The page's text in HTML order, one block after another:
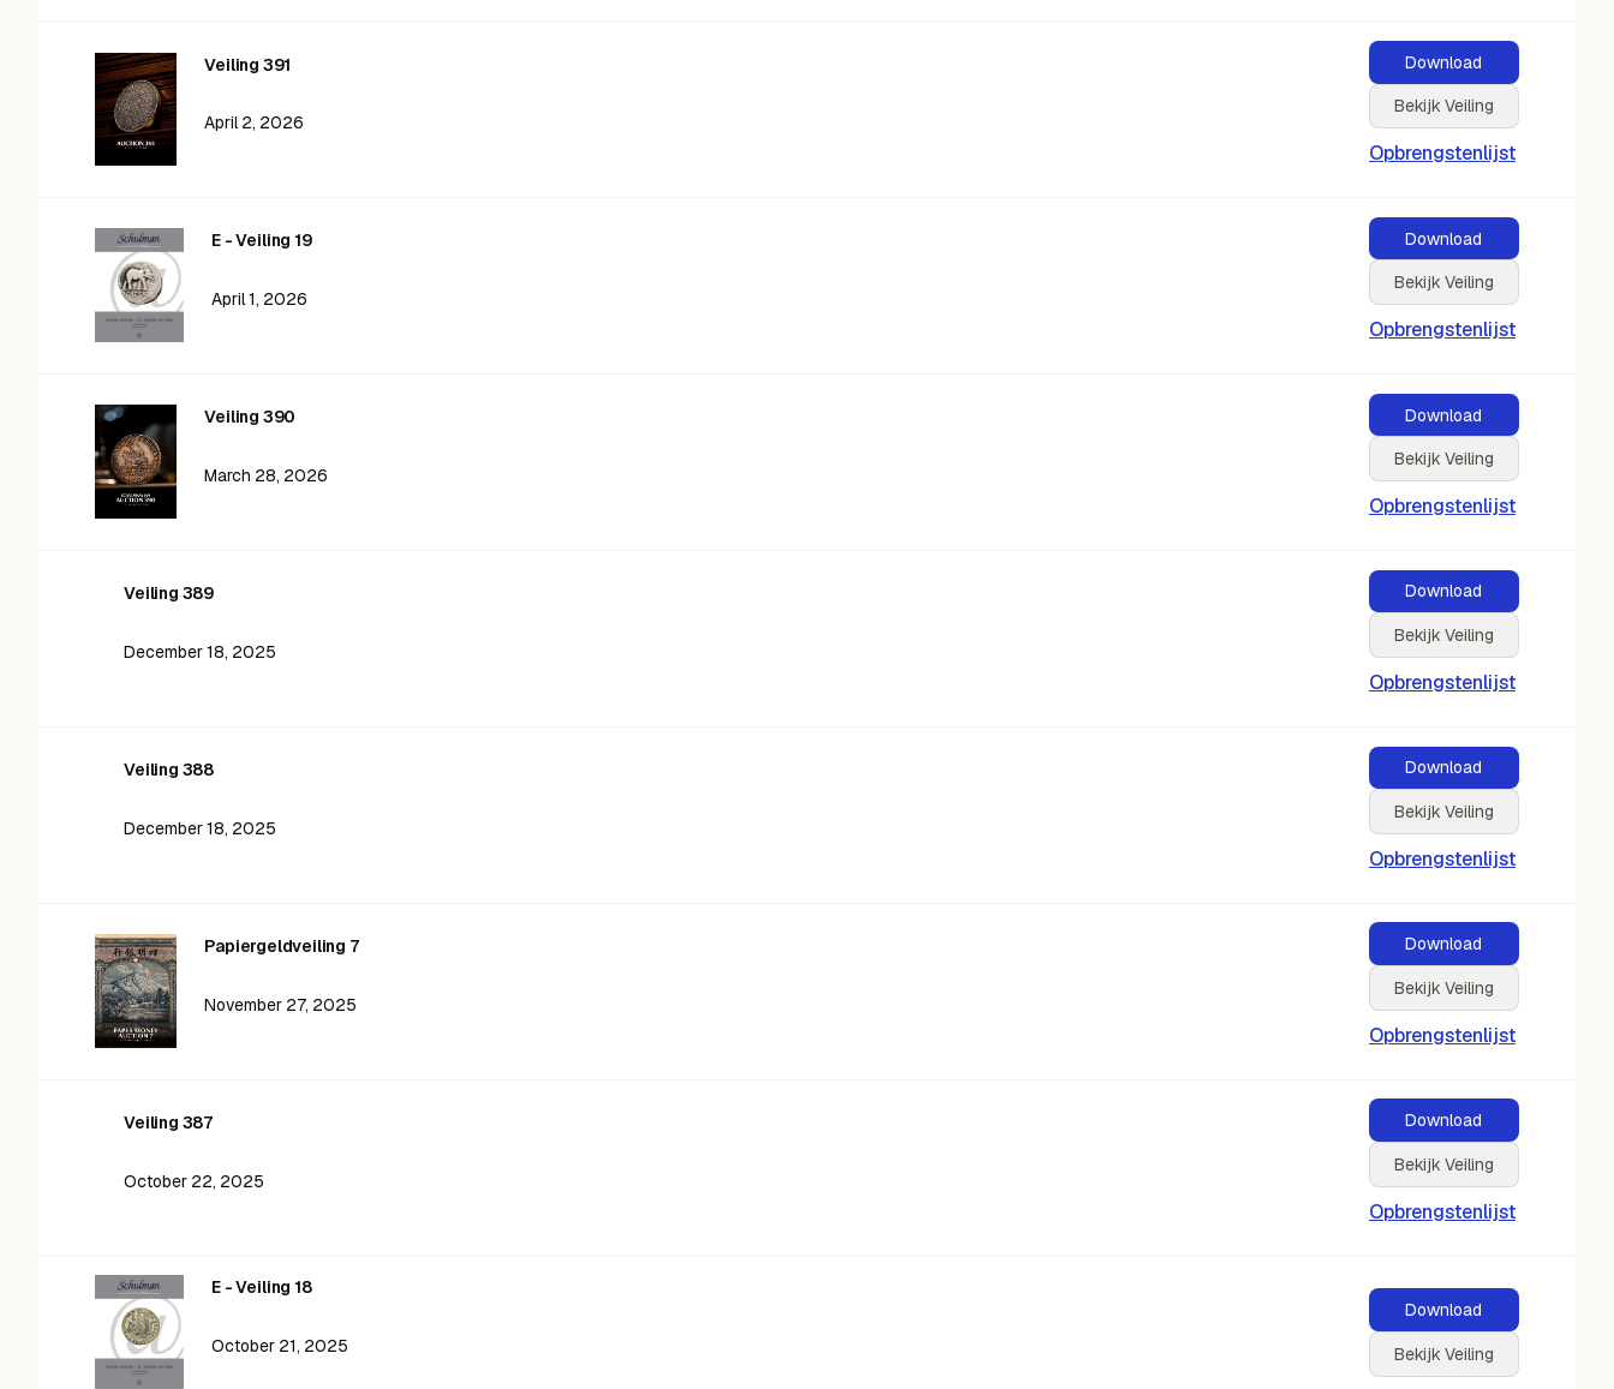
Veiling 391
April 2, 2026
Download
Bekijk Veiling
Opbrengstenlijst
E - Veiling 19
April 1, 2026
Download
Bekijk Veiling
Opbrengstenlijst
Veiling 390
March 28, 2026
Download
Bekijk Veiling
Opbrengstenlijst
Veiling 389
December 18, 2025
Download
Bekijk Veiling
Opbrengstenlijst
Veiling 388
December 18, 2025
Download
Bekijk Veiling
Opbrengstenlijst
Papiergeldveiling 7
November 27, 2025
Download
Bekijk Veiling
Opbrengstenlijst
Veiling 387
October 22, 2025
Download
Bekijk Veiling
Opbrengstenlijst
E - Veiling 18
October 21, 2025
Download
Bekijk Veiling